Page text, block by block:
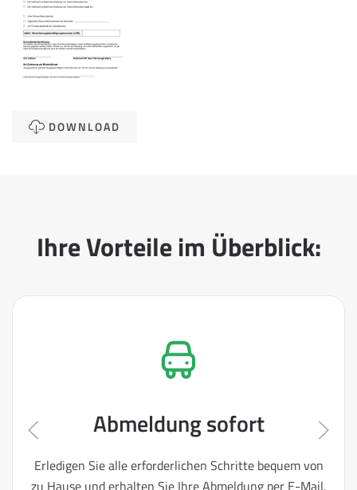
DOWNLOAD
Ihre Vorteile im Überblick:
Abmeldung sofort
Erledigen Sie alle erforderlichen Schritte bequem von
zu Hause und erhalten Sie Ihre Abmeldung per E-Mail.